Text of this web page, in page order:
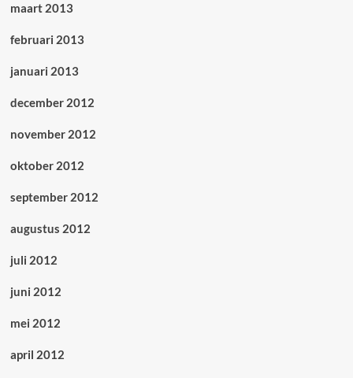
maart 2013
februari 2013
januari 2013
december 2012
november 2012
oktober 2012
september 2012
augustus 2012
juli 2012
juni 2012
mei 2012
april 2012